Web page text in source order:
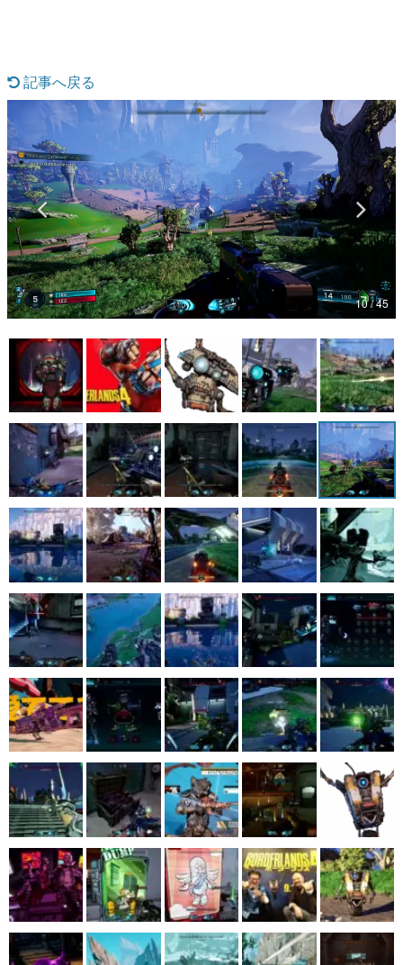
なんでゲームは面白い？
ゲーム開発者・hamatsu氏がゲームの魅力を画面や操作の
具体的な形から解き明かしていく、硬派で骨太な評論連載
ゲームが変えた日本語
「経験値」「裏技」「ラスボス」… ゲームにまつわる言葉
の起源や用法の変遷を、コンピューター文化史研究家・タ
イニーP氏が徹底調査。
カテゴリ
特集記事
マンガ
女性向け
アプリレビュー
その他
電ファミニコゲーマーとは？
運営：株式会社マレ
記事へ戻る
10 / 45